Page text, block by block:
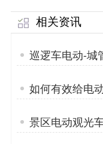
相关资讯
巡逻车电动-城
菱」
如何有效给电
景区电动观光
「专菱」